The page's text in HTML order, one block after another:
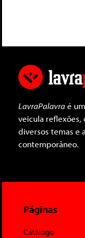
LavraPalavraé
veicula reflexões,
diversos temas e
contemporâneo.
Páginas
Catálogo